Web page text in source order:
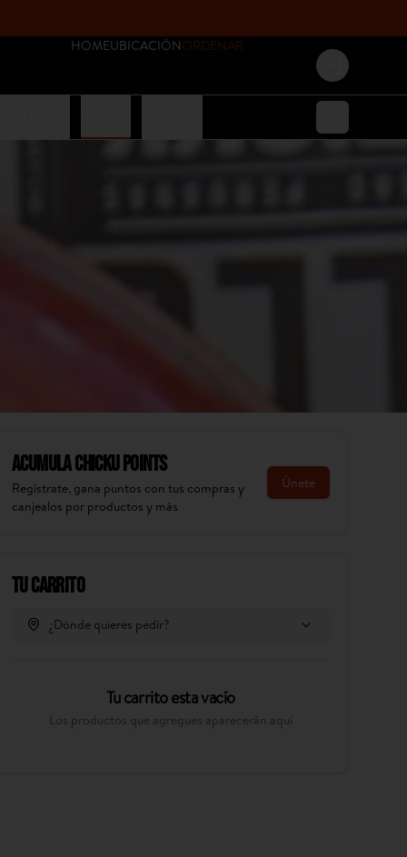
HOMEUBICACIÓNORDENAR
Login
AcumulaChicku Points
Regístrate, gana puntos con tus compras y
canjealos por productos y más
Únete
Tu Carrito
¿Dónde quieres pedir?
Tu carrito esta vacío
Los productos que agregues aparecerán aquí